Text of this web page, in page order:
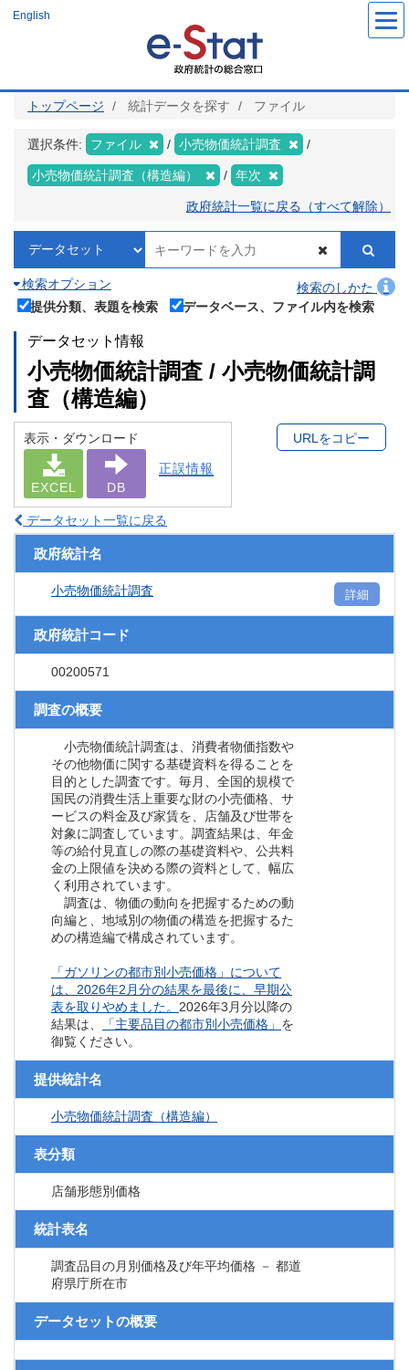
ツ
English
トップページ 統計データを探す ファイル
選択条件: ファイル 小売物価統計調査
小売物価統計調査（構造編） 年次
政府統計一覧に戻る（すべて解除）
検索オプション
検索のしかた
提供分類、表題を検索
データベース、ファイル内を検索
データセット情報
小売物価統計調査 / 小売物価統計調
査（構造編）
表示・ダウンロード
EXCEL DB
正誤情報
URLをコピー
データセット一覧に戻る
政府統計名
小売物価統計調査 詳細
政府統計コード
00200571
調査の概要
小売物価統計調査は、消費者物価指数や
その他物価に関する基礎資料を得ることを
目的とした調査です。毎月、全国的規模で
国民の消費生活上重要な財の小売価格、サ
ービスの料金及び家賃を、店舗及び世帯を
対象に調査しています。調査結果は、年金
等の給付見直しの際の基礎資料や、公共料
金の上限値を決める際の資料として、幅広
く利用されています。
調査は、物価の動向を把握するための動
向編と、地域別の物価の構造を把握するた
めの構造編で構成されています。
「ガソリンの都市別小売価格」について
は、2026年2月分の結果を最後に、早期公
表を取りやめました。 2026年3月分以降の
結果は、
「主要品目の都市別小売価格」 を
御覧ください。
提供統計名
小売物価統計調査（構造編）
表分類
店舗形態別価格
統計表名
調査品目の月別価格及び年平均価格 － 都道
府県庁所在市
データセットの概要